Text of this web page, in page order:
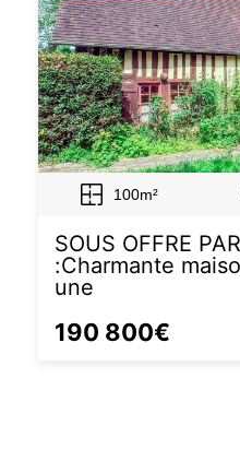
100m²
SOUS OFFRE
:Charmante
une
190 800€